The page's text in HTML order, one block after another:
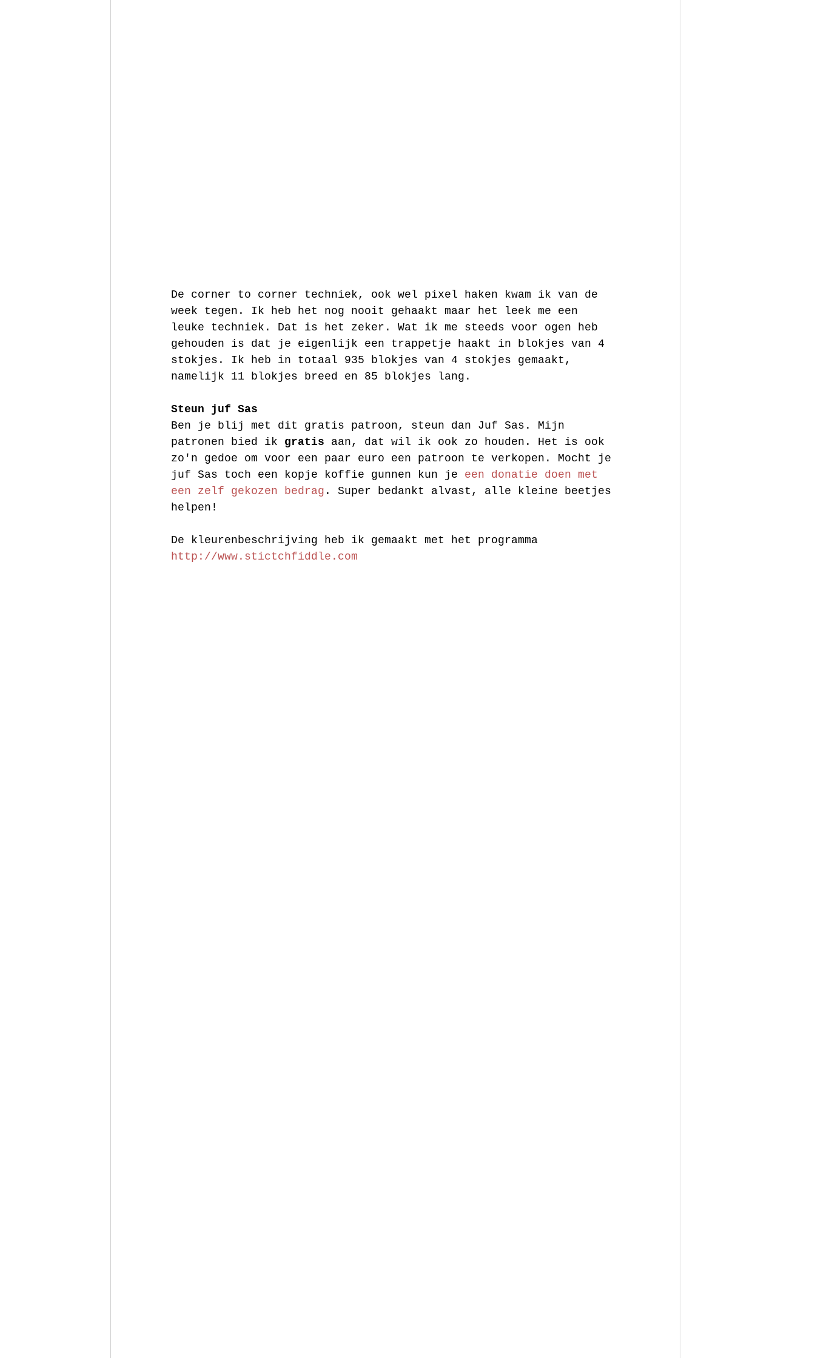
De corner to corner techniek, ook wel pixel haken kwam ik van de
week tegen. Ik heb het nog nooit gehaakt maar het leek me een
leuke techniek. Dat is het zeker. Wat ik me steeds voor ogen heb
gehouden is dat je eigenlijk een trappetje haakt in blokjes van 4
stokjes. Ik heb in totaal 935 blokjes van 4 stokjes gemaakt,
namelijk 11 blokjes breed en 85 blokjes lang.
Steun juf Sas
Ben je blij met dit gratis patroon, steun dan Juf Sas. Mijn
patronen bied ik gratis aan, dat wil ik ook zo houden. Het is ook
zo'n gedoe om voor een paar euro een patroon te verkopen. Mocht je
juf Sas toch een kopje koffie gunnen kun je een donatie doen met
een zelf gekozen bedrag . Super bedankt alvast, alle kleine beetjes
helpen!
De kleurenbeschrijving heb ik gemaakt met het programma
http://www.stictchfiddle.com